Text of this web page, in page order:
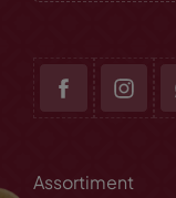
Assortiment